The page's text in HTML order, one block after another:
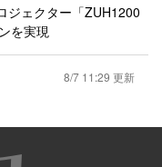
ジェクター「ZUH1200
を実現
8/7 11:29 更新